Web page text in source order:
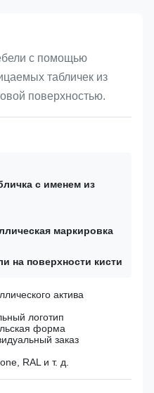
с помощью
табличек из
поверхностью.
с именем из
маркировка
на поверхности кисти
актива
логотип
форма
заказ
RAL и т. д.